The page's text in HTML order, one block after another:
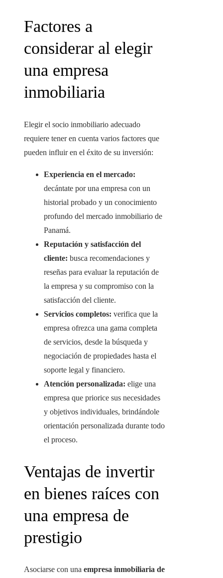
Factores a
considerar al elegir
una empresa
inmobiliaria
Elegir el socio inmobiliario adecuado
requiere tener en cuenta varios factores que
pueden influir en el éxito de su inversión:
Experiencia en el mercado:
decántate por una empresa con un
historial probado y un conocimiento
profundo del mercado inmobiliario de
Panamá.
Reputación y satisfacción del
cliente: busca recomendaciones y
reseñas para evaluar la reputación de
la empresa y su compromiso con la
satisfacción del cliente.
Servicios completos: verifica que la
empresa ofrezca una gama completa
de servicios, desde la búsqueda y
negociación de propiedades hasta el
soporte legal y financiero.
Atención personalizada: elige una
empresa que priorice sus necesidades
y objetivos individuales, brindándole
orientación personalizada durante todo
el proceso.
Ventajas de invertir
en bienes raíces con
una empresa de
prestigio
Asociarse con una empresa inmobiliaria de